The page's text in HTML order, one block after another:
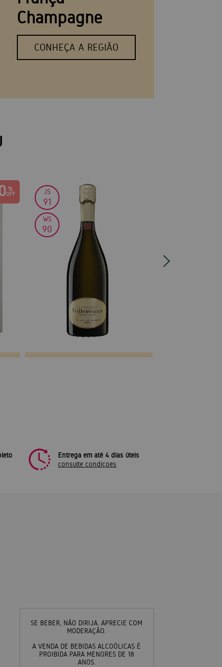
Champagne
CONHEÇA A REGIÃO
JS
91
WS
90
Entrega em até 4 dias úteis
consulte condiçoes
SE BEBER, NÃO DIRIJA. APRECIE COM
MODERAÇÃO.
A VENDA DE BEBIDAS ALCOÓLICAS É
PROIBIDA PARA MENORES DE 18
ANOS.